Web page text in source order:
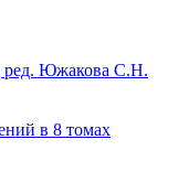
ред. Южакова С.Н.